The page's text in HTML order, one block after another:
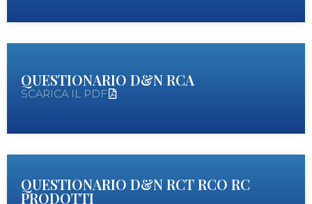
QUESTIONARIO D&N RCA
SCARICA IL PDF
QUESTIONARIO D&N RCT RCO RC
PRODOTTI